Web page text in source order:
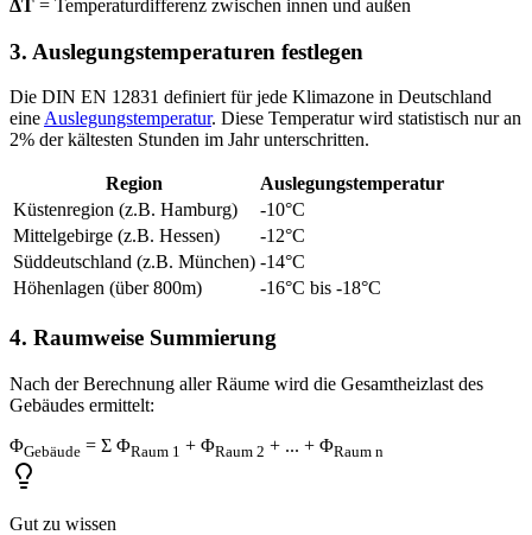
ΔT = Temperaturdifferenz zwischen innen und außen
3. Auslegungstemperaturen festlegen
Die DIN EN 12831 definiert für jede Klimazone in Deutschland
eine Auslegungstemperatur. Diese Temperatur wird statistisch nur an
2% der kältesten Stunden im Jahr unterschritten.
Region
Auslegungstemperatur
Küstenregion (z.B. Hamburg)
-10°C
Mittelgebirge (z.B. Hessen)
-12°C
Süddeutschland (z.B. München) -14°C
Höhenlagen (über 800m)
-16°C bis -18°C
4. Raumweise Summierung
Nach der Berechnung aller Räume wird die Gesamtheizlast des
Gebäudes ermittelt:
ΦGebäude = Σ ΦRaum 1 + ΦRaum 2 + ... + ΦRaum n
Gut zu wissen